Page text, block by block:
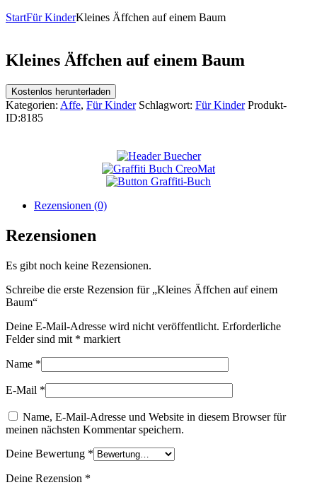
StartFür KinderKleines Äffchen auf einem Baum
Kleines Äffchen auf einem Baum
Kostenlos herunterladen
Kategorien: Affe, Für Kinder Schlagwort: Für Kinder Produkt-
ID:8185
Rezensionen (0)
Rezensionen
Es gibt noch keine Rezensionen.
Schreibe die erste Rezension für „Kleines Äffchen auf einem
Baum“
Deine E-Mail-Adresse wird nicht veröffentlicht. Erforderliche
Felder sind mit * markiert
Name *
E-Mail *
Name, E-Mail-Adresse und Website in diesem Browser für
meinen nächsten Kommentar speichern.
Deine Bewertung *
Deine Rezension *